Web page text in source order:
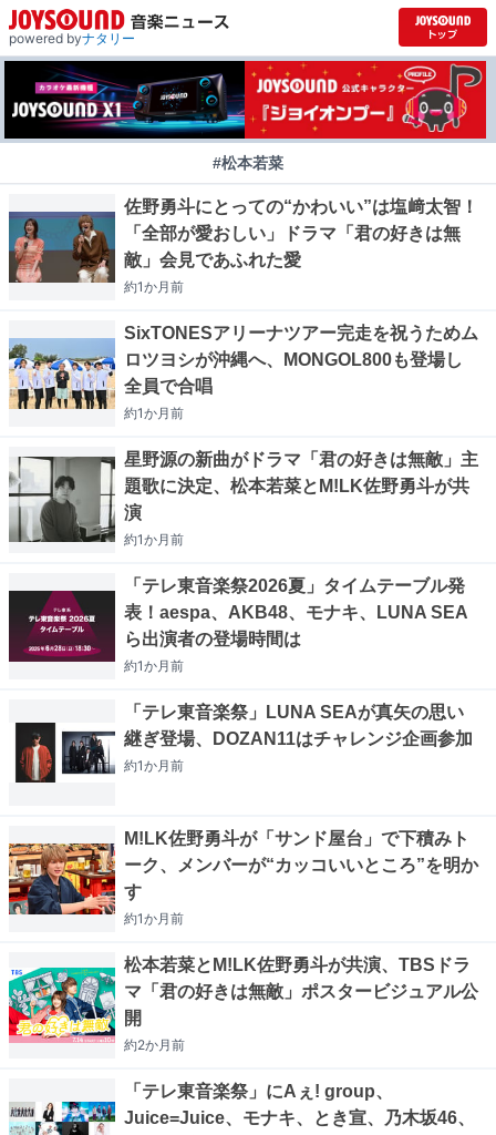
powered byナタリー
#松本若菜
佐野勇斗にとっての“かわいい”は塩﨑太智！
「全部が愛おしい」ドラマ「君の好きは無
敵」会見であふれた愛
約1か月前
SixTONESアリーナツアー完走を祝うためム
ロツヨシが沖縄へ、MONGOL800も登場し
全員で合唱
約1か月前
星野源の新曲がドラマ「君の好きは無敵」主
題歌に決定、松本若菜とM!LK佐野勇斗が共
演
約1か月前
「テレ東音楽祭2026夏」タイムテーブル発
表！aespa、AKB48、モナキ、LUNA SEA
ら出演者の登場時間は
約1か月前
「テレ東音楽祭」LUNA SEAが真矢の思い
継ぎ登場、DOZAN11はチャレンジ企画参加
約1か月前
M!LK佐野勇斗が「サンド屋台」で下積みト
ーク、メンバーが“カッコいいところ”を明か
す
約1か月前
松本若菜とM!LK佐野勇斗が共演、TBSドラ
マ「君の好きは無敵」ポスタービジュアル公
開
約2か月前
「テレ東音楽祭」にAぇ! group、
Juice=Juice、モナキ、とき宣、乃木坂46、